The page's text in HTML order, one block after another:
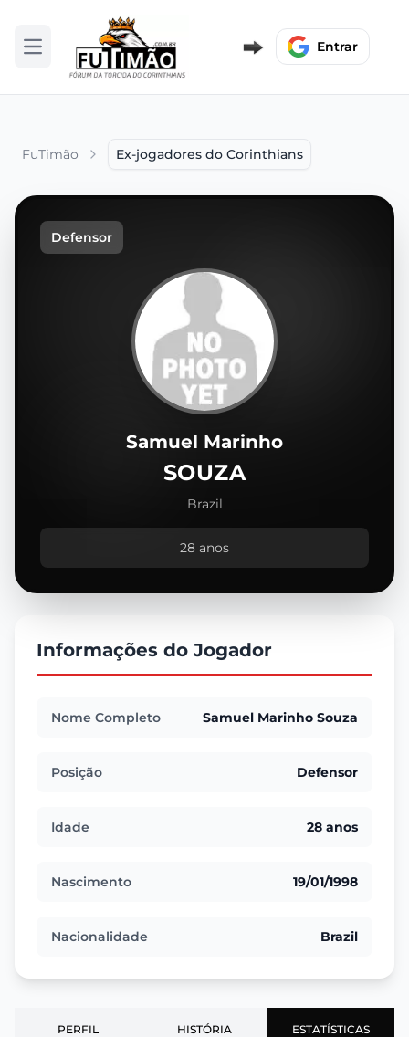
Abrir menu Entrar
FuTimão Ex-jogadores do Corinthians
Defensor
Samuel Marinho
SOUZA
Brazil
28 anos
Informações do Jogador
Nome Completo Samuel Marinho Souza
Posição Defensor
Idade 28 anos
Nascimento 19/01/1998
Nacionalidade Brazil
PERFIL HISTÓRIA ESTATÍSTICAS